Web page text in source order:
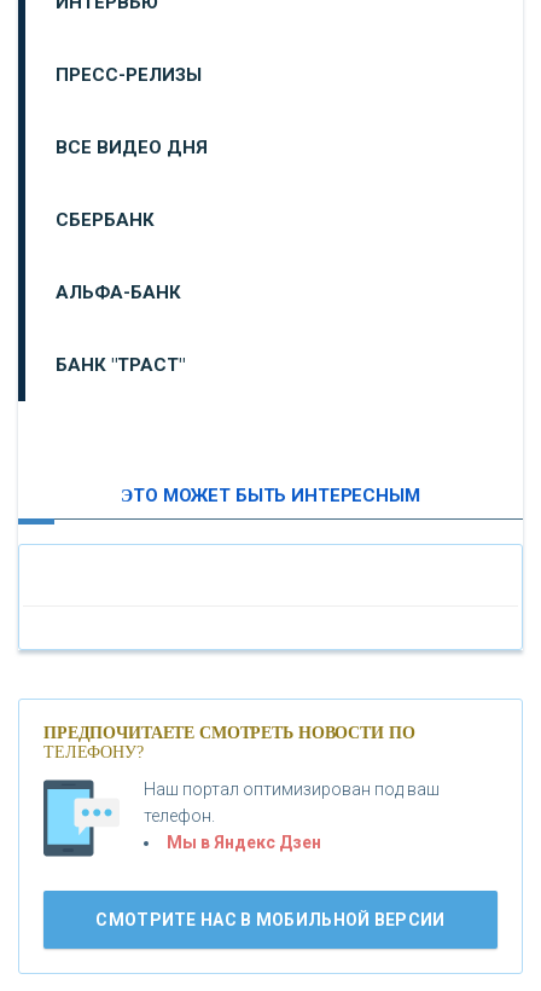
ПРЕСС-РЕЛИЗЫ
ВСЕ ВИДЕО ДНЯ
СБЕРБАНК
АЛЬФА-БАНК
БАНК "ТРАСТ"
«БАНК САНКТ-ПЕТЕРБУРГ»
«ПРОМСВЯЗЬБАНК»
«НОВИКОМБАНК»
«ВНЕШПРОМБАНК»
ЭТО МОЖЕТ БЫТЬ ИНТЕРЕСНЫМ
ПРЕДПОЧИТАЕТЕ СМОТРЕТЬ НОВОСТИ ПО
ТЕЛЕФОНУ?
Наш портал оптимизирован под ваш
телефон.
Мы в Яндекс Дзен
СМОТРИТЕ НАС В МОБИЛЬНОЙ ВЕРСИИ